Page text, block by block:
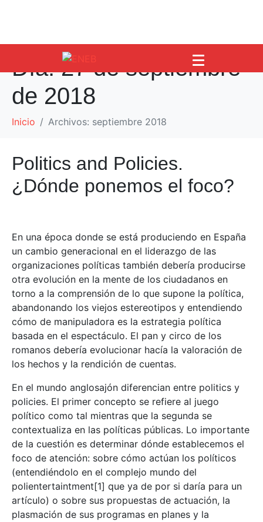
Día:27 de septiembre
de 2018
Inicio Archivos: septiembre 2018
Politics and Policies.
¿Dónde ponemos el foco?
En una época donde se está produciendo en España
un cambio generacional en el liderazgo de las
organizaciones políticas también debería producirse
otra evolución en la mente de los ciudadanos en
torno a la comprensión de lo que supone la política,
abandonando los viejos estereotipos y entendiendo
cómo de manipuladora es la estrategia política
basada en el espectáculo. El pan y circo de los
romanos debería evolucionar hacía la valoración de
los hechos y la rendición de cuentas.
En el mundo anglosajón diferencian entre politics y
policies. El primer concepto se refiere al juego
político como tal mientras que la segunda se
contextualiza en las políticas públicas. Lo importante
de la cuestión es determinar dónde establecemos el
foco de atención: sobre cómo actúan los políticos
(entendiéndolo en el complejo mundo del
polientertaintment[1] que ya de por si daría para un
artículo) o sobre sus propuestas de actuación, la
plasmación de sus programas en planes y la